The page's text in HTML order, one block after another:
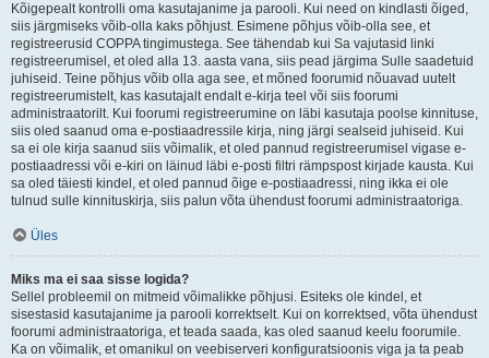
Kõigepealt kontrolli oma kasutajanime ja parooli. Kui need on kindlasti õiged,
siis järgmiseks võib-olla kaks põhjust. Esimene põhjus võib-olla see, et
registreerusid COPPA tingimustega. See tähendab kui Sa vajutasid linki
registreerumisel, et oled alla 13. aasta vana, siis pead järgima Sulle saadetuid
juhiseid. Teine põhjus võib olla aga see, et mõned foorumid nõuavad uutelt
registreerumistelt, kas kasutajalt endalt e-kirja teel või siis foorumi
administraatorilt. Kui foorumi registreerumine on läbi kasutaja poolse kinnituse,
siis oled saanud oma e-postiaadressile kirja, ning järgi sealseid juhiseid. Kui
sa ei ole kirja saanud siis võimalik, et oled pannud registreerumisel vigase e-
postiaadressi või e-kiri on läinud läbi e-posti filtri rämpspost kirjade kausta. Kui
sa oled täiesti kindel, et oled pannud õige e-postiaadressi, ning ikka ei ole
tulnud sulle kinnituskirja, siis palun võta ühendust foorumi administraatoriga.
Üles
Miks ma ei saa sisse logida?
Sellel probleemil on mitmeid võimalikke põhjusi. Esiteks ole kindel, et
sisestasid kasutajanime ja parooli korrektselt. Kui on korrektsed, võta ühendust
foorumi administraatoriga, et teada saada, kas oled saanud keelu foorumile.
Ka on võimalik, et omanikul on veebiserveri konfiguratsioonis viga ja ta peab